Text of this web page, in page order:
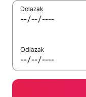
Dolazak
Odlazak